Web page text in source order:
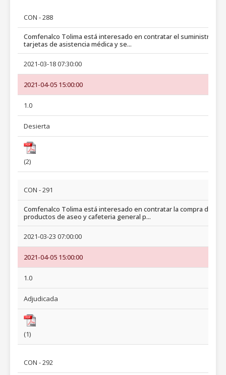
CON - 288
Comfenalco Tolima está interesado en contratar el suministro de
tarjetas de asistencia médica y se...
2021-03-18 07:30:00
2021-04-05 15:00:00
1.0
Desierta
(2)
CON - 291
Comfenalco Tolima está interesado en contratar la compra de
productos de aseo y cafeteria general p...
2021-03-23 07:00:00
2021-04-05 15:00:00
1.0
Adjudicada
(1)
CON - 292